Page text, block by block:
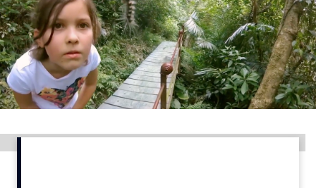
Menu
Home
9 sept: GenAI-training
12 nov: MarketingLive!
Adverteren
Events
Opleidingen